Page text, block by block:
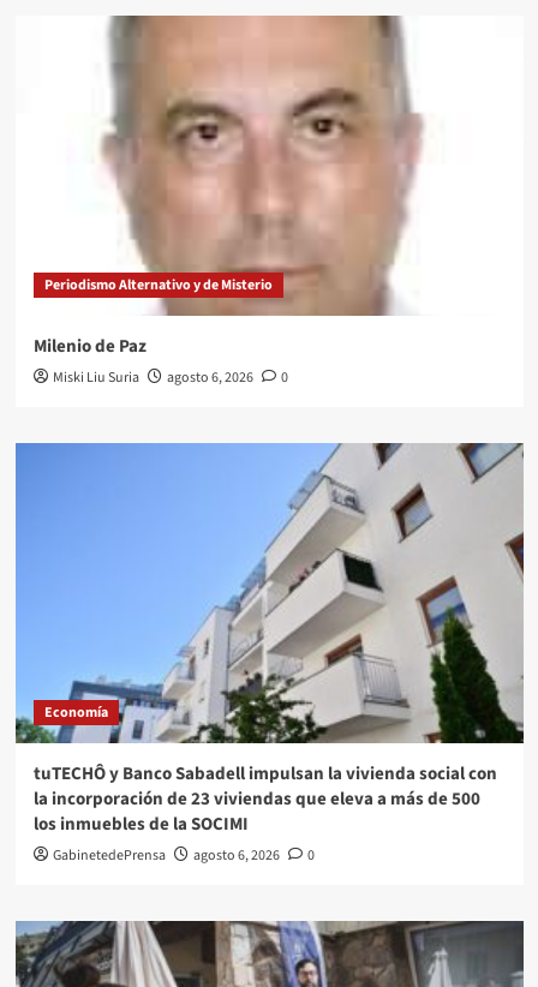
Periodismo Alternativo y de Misterio
Milenio de Paz
Miski Liu Suria agosto 6, 2026 0
Economía
tuTECHÔ y Banco Sabadell impulsan la vivienda social con
la incorporación de 23 viviendas que eleva a más de 500
los inmuebles de la SOCIMI
GabinetedePrensa agosto 6, 2026 0